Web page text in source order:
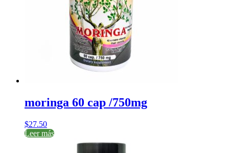
moringa 60 cap /750mg
$27.50
Leer más